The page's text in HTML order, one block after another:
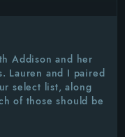
Addison and her
Lauren and I paired
select list, along
of those should be